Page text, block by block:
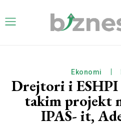
Ekonomi
Drejtori i
takim projekt
IPAS- it,